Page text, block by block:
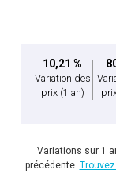
10,21 %
Variation des
prix (1 an)
Variations sur 1
précédente.